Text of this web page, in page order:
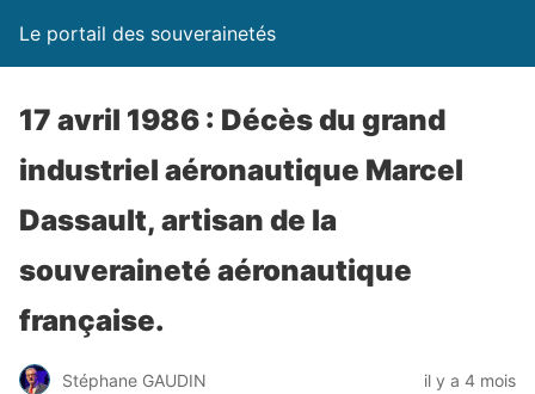
Le portail des souverainetés
17 avril 1986 : Décès du grand
industriel aéronautique Marcel
Dassault, artisan de la
souveraineté aéronautique
française.
Stéphane GAUDIN il y a 4 mois